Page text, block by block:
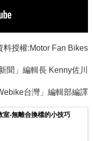
料授權:Motor Fan Bikes
聞」編輯長 Kenny佐川
台灣」編輯部編譯
室-無離合換檔的小技巧